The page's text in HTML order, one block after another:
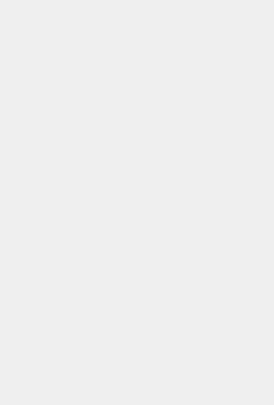
支払い方
Amazon
クレジット
商品代引き
返品につ